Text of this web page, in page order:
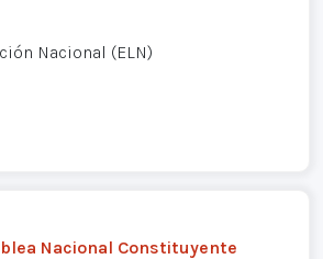
Nacional (ELN)
Nacional Constituyente